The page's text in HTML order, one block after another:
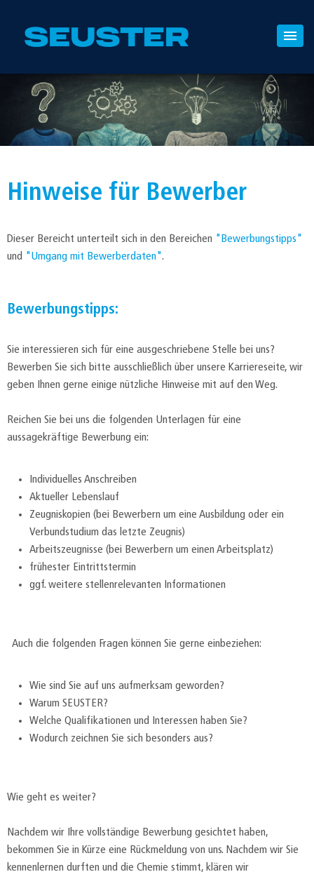
Hinweise für Bewerber
Dieser Bereicht unterteilt sich in den Bereichen "Bewerbungstipps"
und "Umgang mit Bewerberdaten".
Bewerbungstipps:
Sie interessieren sich für eine ausgeschriebene Stelle bei uns?
Bewerben Sie sich bitte ausschließlich über unsere Karriereseite, wir
geben Ihnen gerne einige nützliche Hinweise mit auf den Weg.
Reichen Sie bei uns die folgenden Unterlagen für eine
aussagekräftige Bewerbung ein:
Individuelles Anschreiben
Aktueller Lebenslauf
Zeugniskopien (bei Bewerbern um eine Ausbildung oder ein
Verbundstudium das letzte Zeugnis)
Arbeitszeugnisse (bei Bewerbern um einen Arbeitsplatz)
frühester Eintrittstermin
ggf. weitere stellenrelevanten Informationen
Auch die folgenden Fragen können Sie gerne einbeziehen:
Wie sind Sie auf uns aufmerksam geworden?
Warum SEUSTER?
Welche Qualifikationen und Interessen haben Sie?
Wodurch zeichnen Sie sich besonders aus?
Wie geht es weiter?
Nachdem wir Ihre vollständige Bewerbung gesichtet haben,
bekommen Sie in Kürze eine Rückmeldung von uns. Nachdem wir Sie
kennenlernen durften und die Chemie stimmt, klären wir